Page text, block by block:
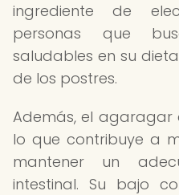
ingrediente de
personas que
saludables en su
de los postres.
Además, el agaragar
lo que contribuye a
mantener un
intestinal. Su bajo